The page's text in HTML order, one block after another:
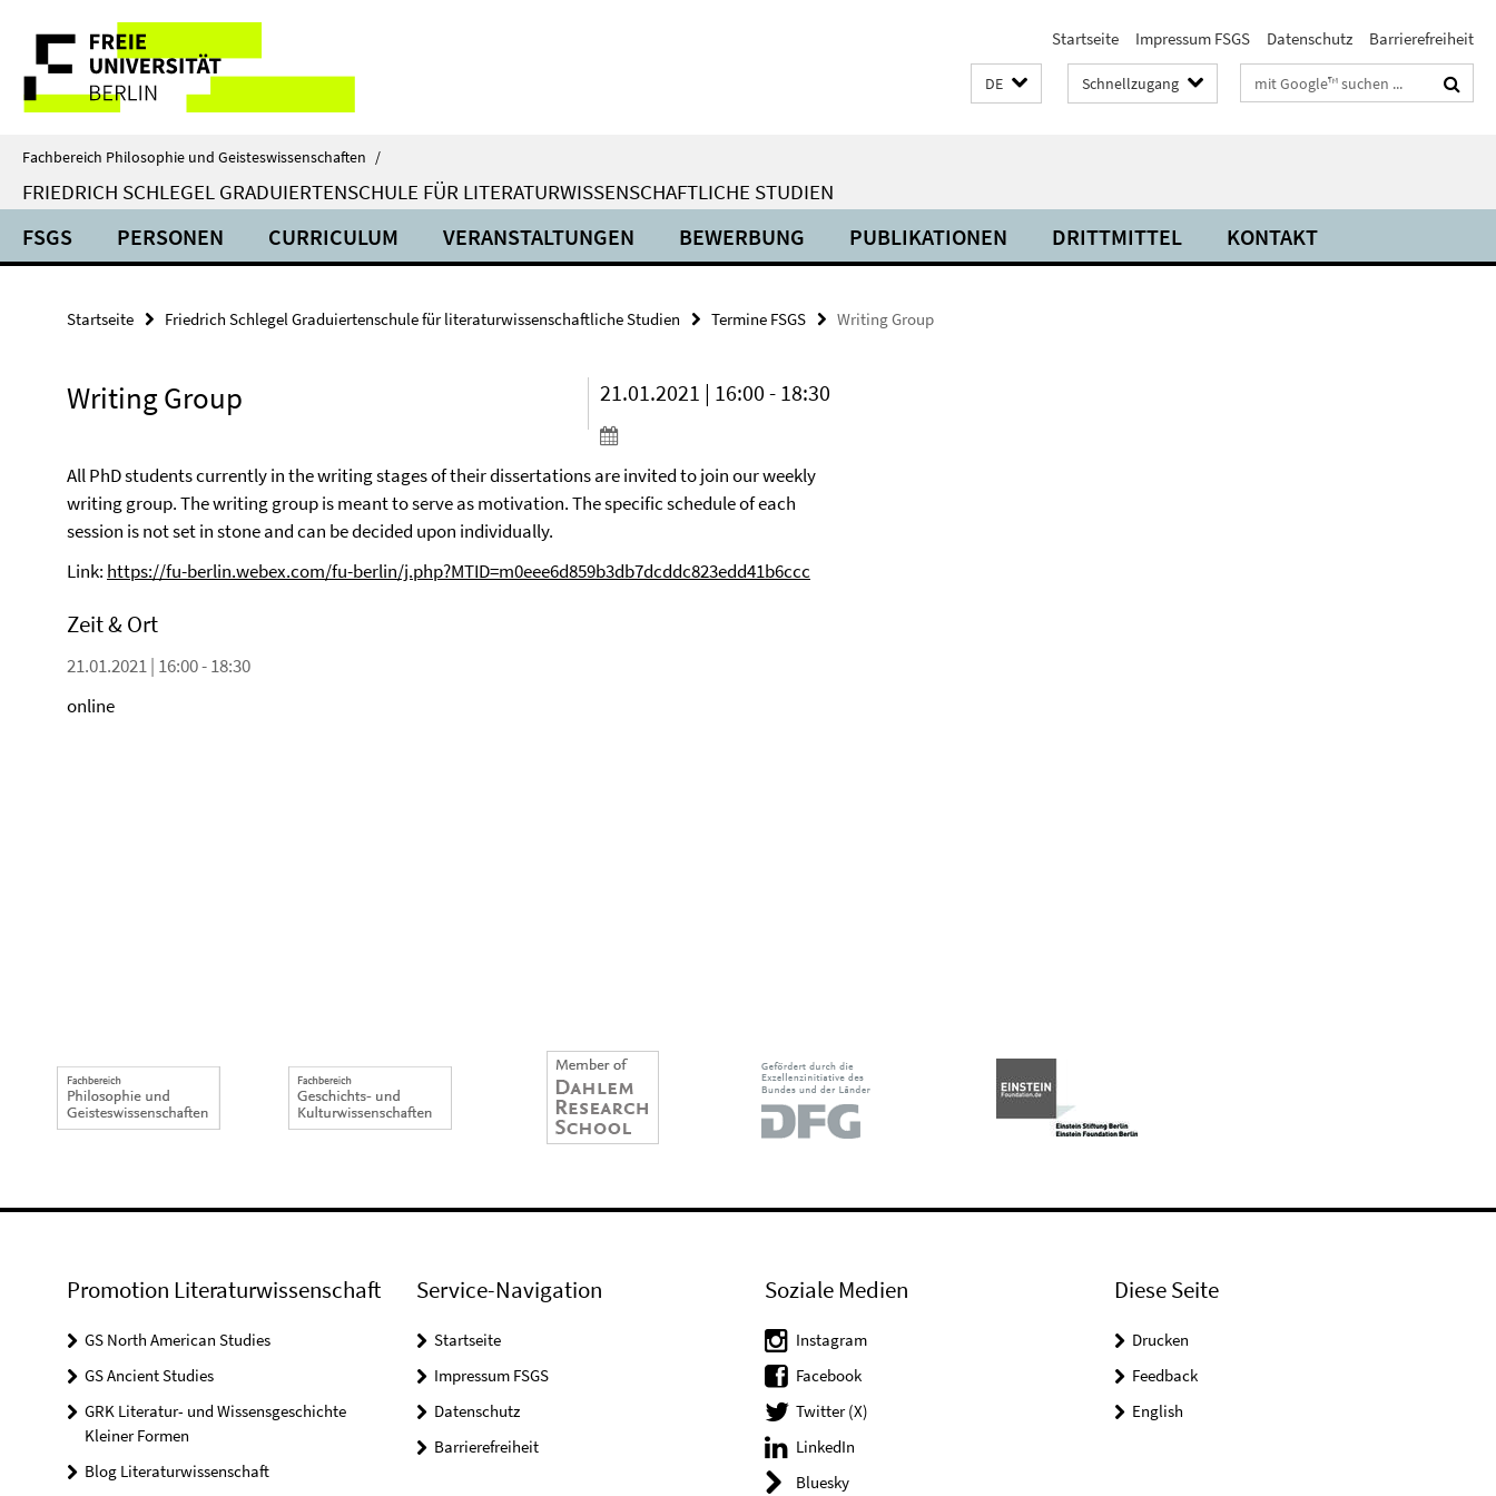
direkt
Inhalt
Service-
Navigation
Startseite Impressum FSGS Datenschutz Barrierefreiheit
DE Schnellzugang Suchbegriffe
Fachbereich Philosophie und Geisteswissenschaften /
FRIEDRICH SCHLEGEL GRADUIERTENSCHULE FÜR LITERATURWISSENSCHAFTLICHE STUDIEN
FSGS PERSONEN CURRICULUM VERANSTALTUNGEN BEWERBUNG PUBLIKATIONEN DRITTMITTEL KONTAKT
Startseite Friedrich Schlegel Graduiertenschule für literaturwissenschaftliche Studien Termine FSGS Writing Group
Writing Group 21.01.2021 | 16:00 - 18:30
All PhD students currently in the writing stages of their dissertations are invited to join our weekly
writing group. The writing group is meant to serve as motivation. The specific schedule of each
session is not set in stone and can be decided upon individually.
Link: https://fu-berlin.webex.com/fu-berlin/j.php?MTID=m0eee6d859b3db7dcddc823edd41b6ccc
Zeit & Ort
21.01.2021 | 16:00 - 18:30
online
Promotion Literaturwissenschaft
GS North American Studies
GS Ancient Studies
GRK Literatur- und Wissensgeschichte
Kleiner Formen
Blog Literaturwissenschaft
Service-Navigation
Startseite
Impressum FSGS
Datenschutz
Barrierefreiheit
Soziale Medien
Instagram
Facebook
Twitter (X)
LinkedIn
Bluesky
Diese Seite
Drucken
Feedback
English